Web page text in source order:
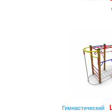
Гимнастический